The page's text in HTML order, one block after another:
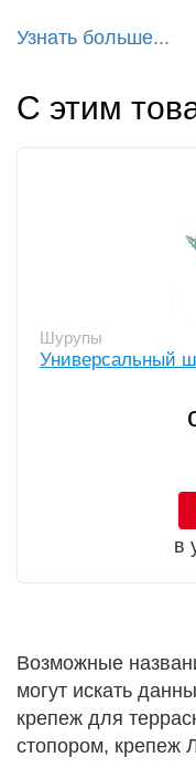
Узнать больше...
С этим
Шурупы
Универсальный
в
Возможные
могут искать
крепеж для
стопором,